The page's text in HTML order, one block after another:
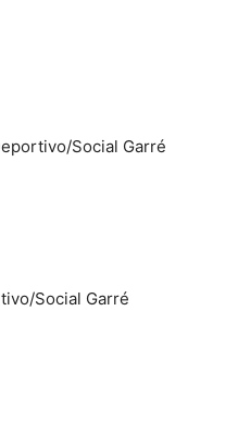
Social Garré
Social Garré